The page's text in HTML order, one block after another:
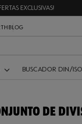
EXCLUSIVAS!
BLOG
BUSCADOR DIN/ISO
DE